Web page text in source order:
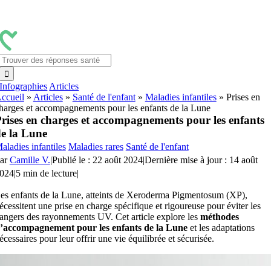
contenu
Infographies Articles
» Articles» Santé de l'enfant» Maladies infantiles» Prises en
et accompagnements pour les enfants de la Lune
en charges et accompagnements pour les enfants
la Lune
infantiles Maladies rares Santé de l'enfant
Camille V.|Publié le : 22 août 2024|Dernière mise à jour : 14 août
|5 min de lecture|
enfants de la Lune, atteints de Xeroderma Pigmentosum (XP),
une prise en charge spécifique et rigoureuse pour éviter les
des rayonnements UV. Cet article explore lesméthodes
pour les enfants de la Luneet les adaptations
pour leur offrir une vie équilibrée et sécurisée.